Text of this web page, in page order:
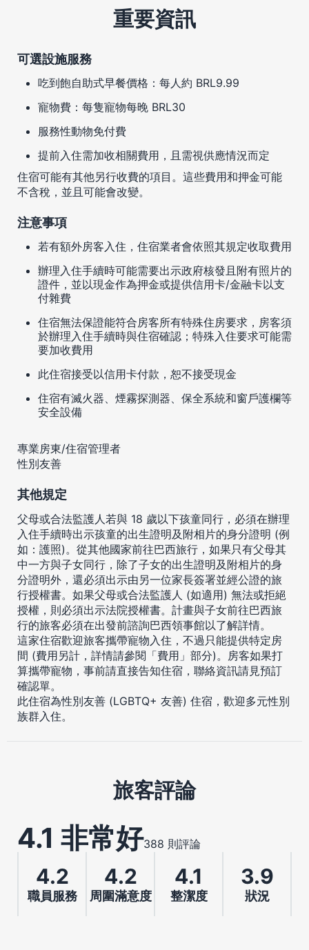
重要資訊
可選設施服務
吃到飽自助式早餐價格：每人約 BRL9.99
寵物費：每隻寵物每晚 BRL30
服務性動物免付費
提前入住需加收相關費用，且需視供應情況而定
住宿可能有其他另行收費的項目。這些費用和押金可能
不含稅，並且可能會改變。
注意事項
若有額外房客入住，住宿業者會依照其規定收取費用
辦理入住手續時可能需要出示政府核發且附有照片的
證件，並以現金作為押金或提供信用卡/金融卡以支
付雜費
住宿無法保證能符合房客所有特殊住房要求，房客須
於辦理入住手續時與住宿確認；特殊入住要求可能需
要加收費用
此住宿接受以信用卡付款，恕不接受現金
住宿有滅火器、煙霧探測器、保全系統和窗戶護欄等
安全設備
專業房東/住宿管理者
性別友善
其他規定
父母或合法監護人若與 18 歲以下孩童同行，必須在辦理
入住手續時出示孩童的出生證明及附相片的身分證明 (例
如：護照)。從其他國家前往巴西旅行，如果只有父母其
中一方與子女同行，除了子女的出生證明及附相片的身
分證明外，還必須出示由另一位家長簽署並經公證的旅
行授權書。如果父母或合法監護人 (如適用) 無法或拒絕
授權，則必須出示法院授權書。計畫與子女前往巴西旅
行的旅客必須在出發前諮詢巴西領事館以了解詳情。
這家住宿歡迎旅客攜帶寵物入住，不過只能提供特定房
間 (費用另計，詳情請參閱「費用」部分)。房客如果打
算攜帶寵物，事前請直接告知住宿，聯絡資訊請見預訂
確認單。
此住宿為性別友善 (LGBTQ+ 友善) 住宿，歡迎多元性別
族群入住。
旅客評論
4.1 非常好388 則評論
4.2
職員服務
4.2
周圍滿意度
4.1
整潔度
3.9
狀況